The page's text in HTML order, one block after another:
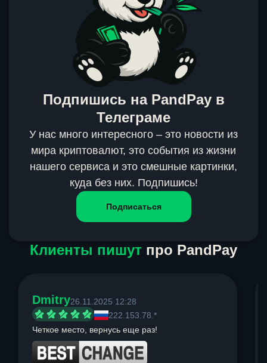
Подпишись на PandPay в
Телеграме
У нас много интересного – это новости из
мира криптовалют, это события из жизни
нашего сервиса и это смешные картинки,
куда без них. Подпишись!
Подписаться
Клиенты пишут про PandPay
Dmitry26.11.2025 12:28
222.153.78.*
Четкое место, вернусь еще раз!